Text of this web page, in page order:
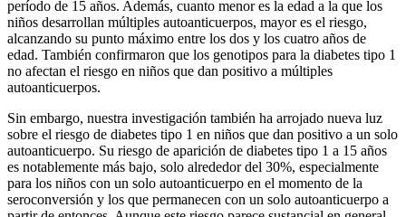
período de 15 años. Además, cuanto menor es la edad a la que los
niños desarrollan múltiples autoanticuerpos, mayor es el riesgo,
alcanzando su punto máximo entre los dos y los cuatro años de
edad. También confirmaron que los genotipos para la diabetes tipo 1
no afectan el riesgo en niños que dan positivo a múltiples
autoanticuerpos.
Sin embargo, nuestra investigación también ha arrojado nueva luz
sobre el riesgo de diabetes tipo 1 en niños que dan positivo a un solo
autoanticuerpo. Su riesgo de aparición de diabetes tipo 1 a 15 años
es notablemente más bajo, solo alrededor del 30%, especialmente
para los niños con un solo autoanticuerpo en el momento de la
seroconversión y los que permanecen con un solo autoanticuerpo a